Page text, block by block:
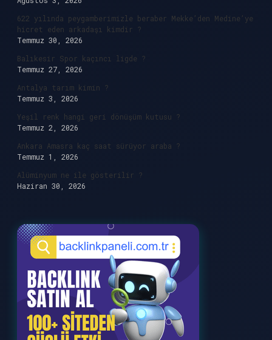
622 yılında peygamberimizle beraber Mekke’den Medine’ye
hicret eden arkadaşı kimdir ?
Temmuz 30, 2026
Balıkesir Spor kaçıncı ligde ?
Temmuz 27, 2026
Antalya tarım kimin ?
Temmuz 3, 2026
Yeşil renk hangi geri dönüşüm kutusu ?
Temmuz 2, 2026
Ankara Amasra kaç saat sürüyor araba ?
Temmuz 1, 2026
Alüminyum ne ile gösterilir ?
Haziran 30, 2026